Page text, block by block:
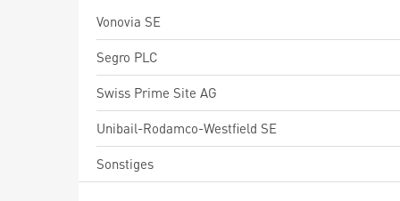
Vonovia SE
Segro PLC
Swiss Prime Site AG
Unibail-Rodamco-Westfield SE
Sonstiges